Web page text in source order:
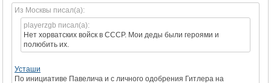
Из Москвы писал(а):
playerzgb писал(а):
Нет хорватских войск в СССР. Мои деды были героями и
полюбить их.
Усташи
По инициативе Павелича и с личного одобрения Гитлера на